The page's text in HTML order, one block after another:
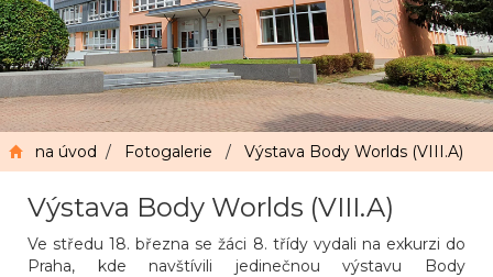
na úvod / Fotogalerie / Výstava Body Worlds (VIII.A)
Výstava Body Worlds (VIII.A)
Ve středu 18. března se žáci 8. třídy vydali na exkurzi do
Praha, kde navštívili jedinečnou výstavu
Body